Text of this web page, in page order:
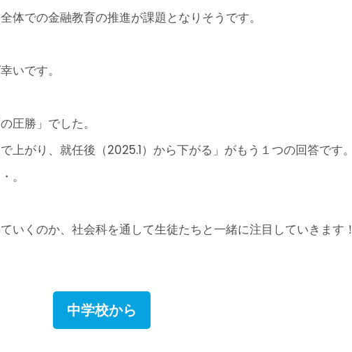
での金融教育の推進が課題となりそうです。
いです。
圧勝」でした。
がり、就任後（2025.1）から下がる」がもう１つの回答です。
。
いくのか、社会科を通して生徒たちと一緒に注目していきます！
中学校から